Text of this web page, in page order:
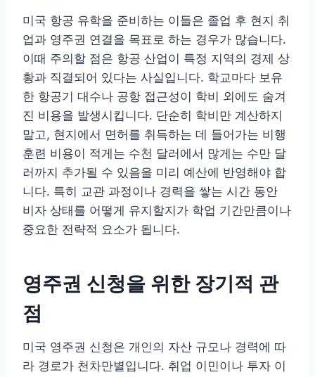
미국 항공 유학을 준비하는 이들은 졸업 후 현지 취
업과 영주권 연결을 목표로 하는 경우가 많습니다.
이때 주의할 점은 항공 산업이 특정 지역의 경제 상
황과 직결되어 있다는 사실입니다. 학교마다 보유
한 항공기 대수나 공항 접근성이 학비 외에도 숨겨
진 비용을 발생시킵니다. 단순히 학비만 계산하지
말고, 현지에서 면허를 취득하는 데 들어가는 비행
훈련 비용이 적게는 수천 달러에서 많게는 수만 달
러까지 추가될 수 있음을 미리 예산에 반영해야 합
니다. 특히 교관 과정이나 경력을 쌓는 시간 동안
비자 상태를 어떻게 유지할지가 학업 기간만큼이나
중요한 전략적 요소가 됩니다.
영주권 신청을 위한 장기적 관
점
미국 영주권 신청은 개인의 자산 규모나 경력에 따
라 경로가 천차만별입니다. 취업 이민이나 투자 이